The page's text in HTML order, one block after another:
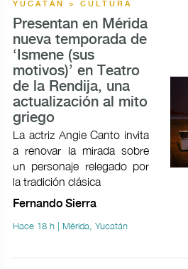
YUCATÁN > CULTURA
Presentan en Mérida
nueva temporada de
‘Ismene (sus
motivos)’ en Teatro
de la Rendija, una
actualización al mito
griego
La actriz Angie Canto invita
a renovar la mirada sobre
un personaje relegado por
la tradición clásica
Fernando Sierra
Hace 18 h | Mérida, Yucatán